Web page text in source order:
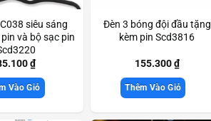
siêu sáng
và bộ sạc pin
₫
Vào Giỏ
Đèn 3 bóng đội đầu tặng
kèm pin Scd3816
155.300₫
Thêm Vào Giỏ